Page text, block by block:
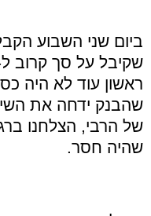
ביום שני השבוע
ראשון עוד לא היה
שהבנק ידחה את
של הרבי, הצלחנו
שהיה חסר.